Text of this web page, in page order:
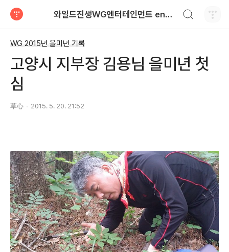
와일드진생WG엔터테인먼트 entertainment
WG 2015년 을미년 기록
고양시 지부장 김용님 을미년 첫
심
草心 2015. 5. 20. 21:52